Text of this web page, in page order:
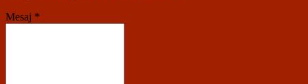
Mesaj *